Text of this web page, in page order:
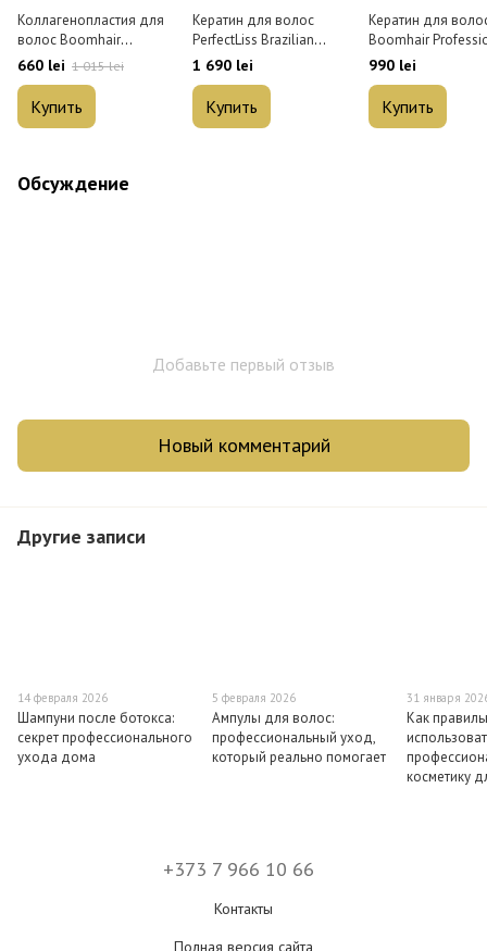
Коллагенопластия для
волос Boomhair
Professional Premium
660 lei 1 015 lei
Купить
Кератин для волос
PerfectLiss Brazilian
Keratin Tourmaline 1 л
1 690 lei
Купить
Кератин для
Boomhair
Cacau 800 мл
990 lei
Купить
Обсуждение
Добавьте первый отзыв
Новый комментарий
Другие записи
14 февраля 2026
Шампуни после ботокса:
секрет профессионального
ухода дома
5 февраля 2026
Ампулы для волос:
профессиональный уход,
который реально помогает
31 января
Как
косметику
+373 7 966 10 66
Контакты
Полная версия сайта